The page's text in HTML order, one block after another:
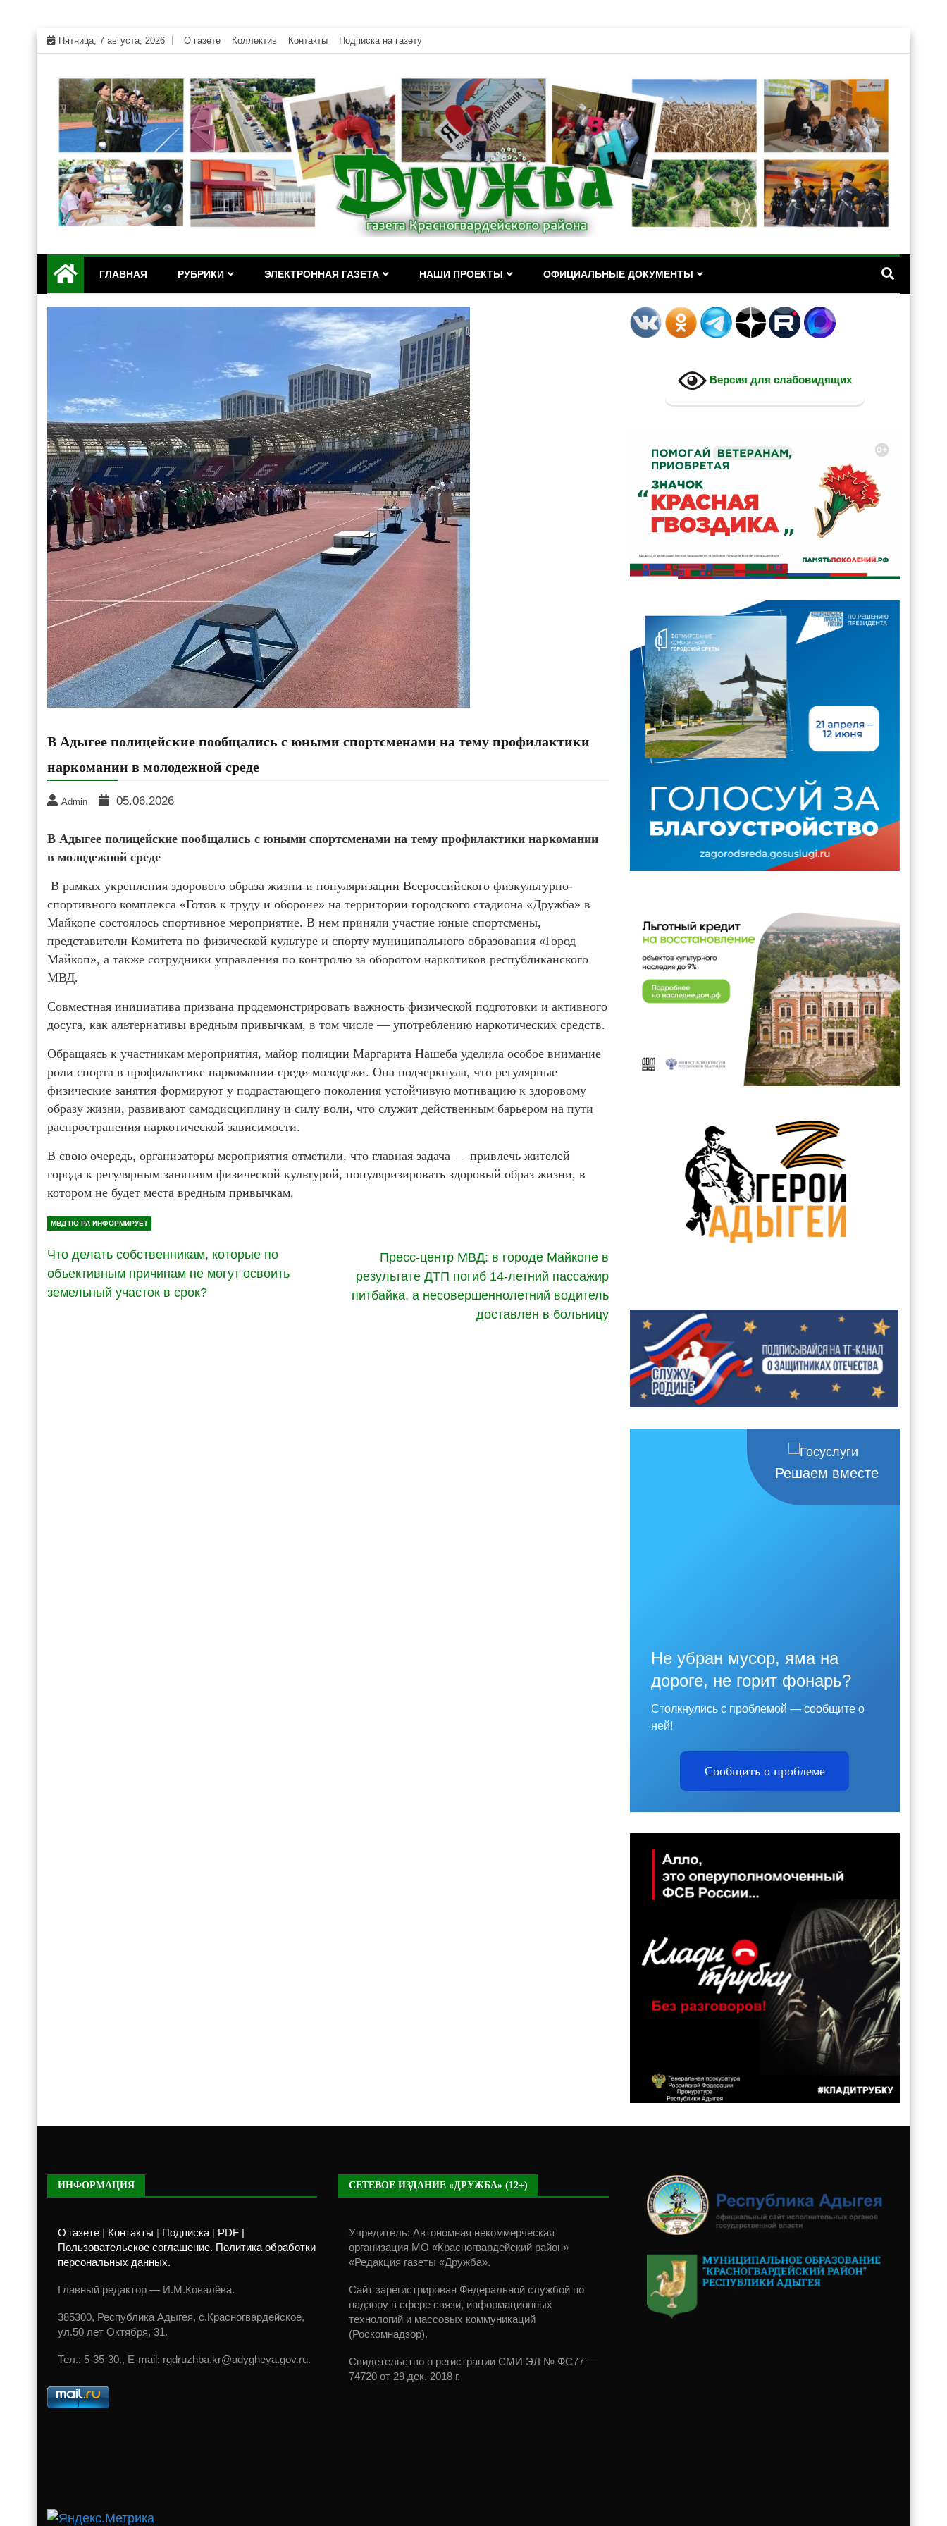
Skip
to
content
Пятница, 7 августа, 2026 О газете Коллектив Контакты Подписка на газету
"Дружба" — газета Красногвардейского района РА
ГЛАВНАЯ РУБРИКИ ЭЛЕКТРОННАЯ ГАЗЕТА НАШИ ПРОЕКТЫ ОФИЦИАЛЬНЫЕ ДОКУМЕНТЫ
В Адыгее полицейские пообщались с юными спортсменами на тему профилактики
наркомании в молодежной среде
Admin 05.06.2026
В Адыгее полицейские пообщались с юными спортсменами на тему профилактики наркомании
в молодежной среде
В рамках укрепления здорового образа жизни и популяризации Всероссийского физкультурно-
спортивного комплекса «Готов к труду и обороне» на территории городского стадиона «Дружба» в
Майкопе состоялось спортивное мероприятие. В нем приняли участие юные спортсмены,
представители Комитета по физической культуре и спорту муниципального образования «Город
Майкоп», а также сотрудники управления по контролю за оборотом наркотиков республиканского
МВД.
Совместная инициатива призвана продемонстрировать важность физической подготовки и активного
досуга, как альтернативы вредным привычкам, в том числе — употреблению наркотических средств.
Обращаясь к участникам мероприятия, майор полиции Маргарита Нашеба уделила особое внимание
роли спорта в профилактике наркомании среди молодежи. Она подчеркнула, что регулярные
физические занятия формируют у подрастающего поколения устойчивую мотивацию к здоровому
образу жизни, развивают самодисциплину и силу воли, что служит действенным барьером на пути
распространения наркотической зависимости.
В свою очередь, организаторы мероприятия отметили, что главная задача — привлечь жителей
города к регулярным занятиям физической культурой, популяризировать здоровый образ жизни, в
котором не будет места вредным привычкам.
МВД ПО РА ИНФОРМИРУЕТ
Что делать собственникам, которые по
объективным причинам не могут освоить
земельный участок в срок?
Пресс-центр МВД: в городе Майкопе в
результате ДТП погиб 14-летний пассажир
питбайка, а несовершеннолетний водитель
доставлен в больницу
Версия для слабовидящих
Решаем вместе
Не убран мусор, яма на
дороге, не горит фонарь?
Столкнулись с проблемой — сообщите о
ней!
Сообщить о проблеме
ИНФОРМАЦИЯ
О газете Контакты Подписка
PDF |
Пользовательское соглашение. Политика обработки
персональных данных.
Главный редактор — И.М.Ковалёва.
385300, Республика Адыгея, с.Красногвардейское,
ул.50 лет Октября, 31.
Тел.: 5-35-30., E-mail: rgdruzhba.kr@adygheya.gov.ru.
СЕТЕВОЕ ИЗДАНИЕ «ДРУЖБА» (12+)
Учредитель: Автономная некоммерческая
организация МО «Красногвардейский район»
«Редакция газеты «Дружба».
Сайт зарегистрирован Федеральной службой по
надзору в сфере связи, информационных
технологий и массовых коммуникаций
(Роскомнадзор).
Свидетельство о регистрации СМИ ЭЛ № ФС77 —
74720 от 29 дек. 2018 г.